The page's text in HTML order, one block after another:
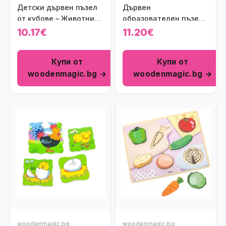
Детски дървен пъзел
от кубове – Животни
Viga toys
10.17€
Купи от
woodenmagic.bg →
Дървен
образователен пъзел
за броене Polar B Viga
11.20€
Купи от
woodenmagic.bg →
woodenmagic.bg woodenmagic.bg